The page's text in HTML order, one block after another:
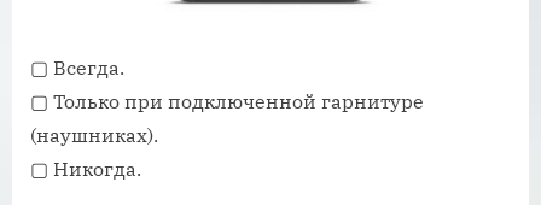
▢ Всегда.
▢ Только при подключенной гарнитуре
(наушниках).
▢ Никогда.